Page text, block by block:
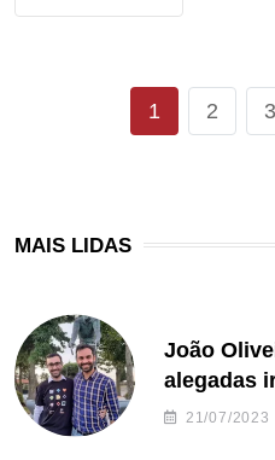
1 2 3
MAIS LIDAS
João
alegadas
de21/07/2023